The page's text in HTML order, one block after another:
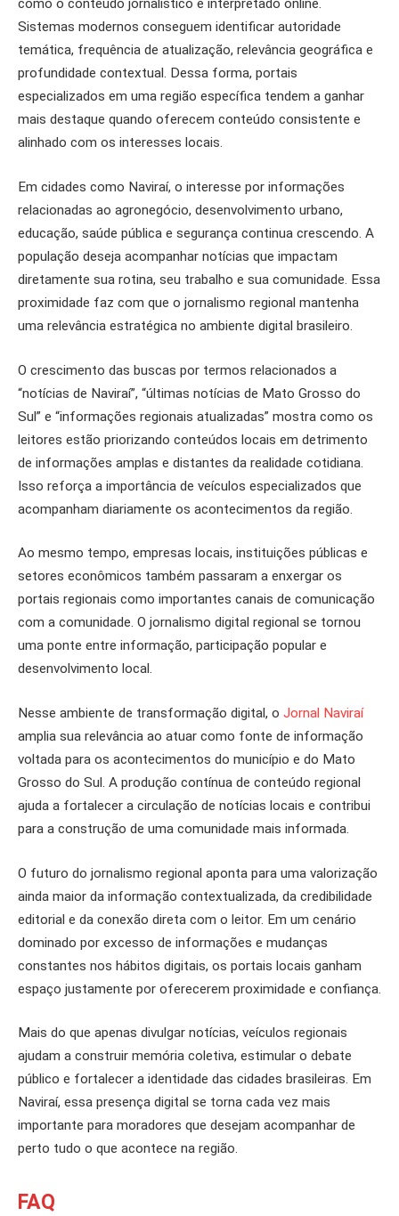
como o conteúdo jornalístico é interpretado online.
Sistemas modernos conseguem identificar autoridade
temática, frequência de atualização, relevância geográfica e
profundidade contextual. Dessa forma, portais
especializados em uma região específica tendem a ganhar
mais destaque quando oferecem conteúdo consistente e
alinhado com os interesses locais.
Em cidades como Naviraí, o interesse por informações
relacionadas ao agronegócio, desenvolvimento urbano,
educação, saúde pública e segurança continua crescendo. A
população deseja acompanhar notícias que impactam
diretamente sua rotina, seu trabalho e sua comunidade. Essa
proximidade faz com que o jornalismo regional mantenha
uma relevância estratégica no ambiente digital brasileiro.
O crescimento das buscas por termos relacionados a
“notícias de Naviraí”, “últimas notícias de Mato Grosso do
Sul” e “informações regionais atualizadas” mostra como os
leitores estão priorizando conteúdos locais em detrimento
de informações amplas e distantes da realidade cotidiana.
Isso reforça a importância de veículos especializados que
acompanham diariamente os acontecimentos da região.
Ao mesmo tempo, empresas locais, instituições públicas e
setores econômicos também passaram a enxergar os
portais regionais como importantes canais de comunicação
com a comunidade. O jornalismo digital regional se tornou
uma ponte entre informação, participação popular e
desenvolvimento local.
Nesse ambiente de transformação digital, o Jornal Naviraí
amplia sua relevância ao atuar como fonte de informação
voltada para os acontecimentos do município e do Mato
Grosso do Sul. A produção contínua de conteúdo regional
ajuda a fortalecer a circulação de notícias locais e contribui
para a construção de uma comunidade mais informada.
O futuro do jornalismo regional aponta para uma valorização
ainda maior da informação contextualizada, da credibilidade
editorial e da conexão direta com o leitor. Em um cenário
dominado por excesso de informações e mudanças
constantes nos hábitos digitais, os portais locais ganham
espaço justamente por oferecerem proximidade e confiança.
Mais do que apenas divulgar notícias, veículos regionais
ajudam a construir memória coletiva, estimular o debate
público e fortalecer a identidade das cidades brasileiras. Em
Naviraí, essa presença digital se torna cada vez mais
importante para moradores que desejam acompanhar de
perto tudo o que acontece na região.
FAQ